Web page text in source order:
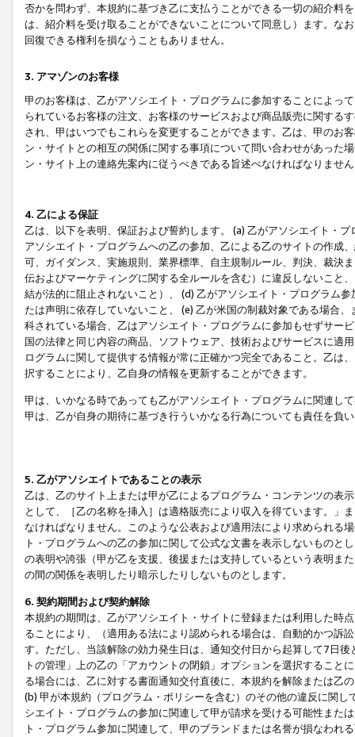
否かを問わず、本規約に基づき乙に支払うことができる一切の紹介料
は、紹介料を受け取ることができないことについて同意し）ます。な
回復できる権利を損なうこともありません。
3. アマゾンのお客様
甲のお客様は、乙がアソシエイト・プログラムに参加することによっ
られているお客様の注文、お客様のサービスおよび商品販売に関する
され、甲はいつでもこれらを変更することができます。乙は、甲のお
ン・サイトとの相互の関係に関する事項について問い合わせがあった
ン・サイト上の連絡先案内に従うべきである旨述べなければなりませ
4. 乙による保証
乙は、以下を表明、保証および誓約します。 (a) 乙がアソシエイト・
アソシエイト・プログラムへの乙の参加、乙による乙のサイトの作成
可、ガイダンス、実施規則、業界標準、自主規制ルール、判決、裁決
伝およびマーケティングに関する全ルールを含む）に違反しないこと
結が法的に阻止されないこと）、 (d) 乙がアソシエイト・プログラム
たは声明に依存していないこと、 (e) 乙が米国の制裁対象である場合
科されている場合、乙はアソシエイト・プログラムに参加もせずサー
国の法律と同じ内容の商品、ソフトウェア、技術およびサービスに適
ログラムに関して提供する情報が常に正確かつ完全であること。乙は
択することにより、乙自身の情報を更新することができます。
甲は、いかなる時であっても乙がアソシエイト・プログラムに関連し
甲は、乙が自身の期待に基づき行ういかなる行為についても責任を負
5. 乙がアソシエイトであることの表示
乙は、乙のサイト上または甲が乙によるプログラム・コンテンツの表
として、［乙の名称を挿入］は適格販売により収入を得ています。」
なければなりません。このような公表および適用法により求められる
ト・プログラムへの乙の参加に関して公式な文書を表示しないもの
の表明や誇張（甲が乙を支援、後援または支持しているという表明ま
の間の関係を表明したり暗示したりしないものとします。
6. 契約期間および契約解除
本規約の期間は、乙がアソシエイト・サイトに登録または利用した時
ることにより、（適用ある法により認められる場合は、自動的かつ訴
す。ただし、当該解除の効力発生日は、通知交付日から起算して7日
トの管理」上の乙の「アカウントの閉鎖」オプションを選択するこ
る場合には、乙に対する書面通知交付直後に、本規約を解除または乙
(b) 甲が本規約（プログラム・ポリシーを含む）のその他の違反に関
シエイト・プログラムの参加に関連して甲が請求を受ける可能性また
ト・プログラム参加に関連して、甲のブランドまたは名誉が損なわれ